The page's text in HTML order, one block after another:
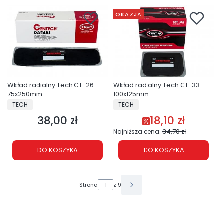
Wkład radialny Tech CT-26
75x250mm
PRODUCENT
TECH
Cena
38,00 zł
DO KOSZYKA
OKAZJA
Wkład radialny Tech CT-33
100x125mm
PRODUCENT
TECH
Cena promocyjna
18,10 zł
Najniższa cena: 34,70 zł
DO KOSZYKA
Strona z 9